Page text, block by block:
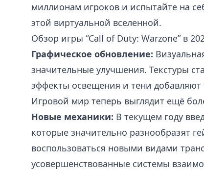
миллионам игроков и испытайте на
этой виртуальной вселенной.
Обзор игры “Call of Duty: Warzone” в
Графическое обновление:
значительные улучшения. Текстуры
эффекты освещения и тени
Игровой мир теперь выглядит ещё
Новые механики: В текущем году
которые значительно разнообразят
воспользоваться новыми видами
усовершенствованные системы